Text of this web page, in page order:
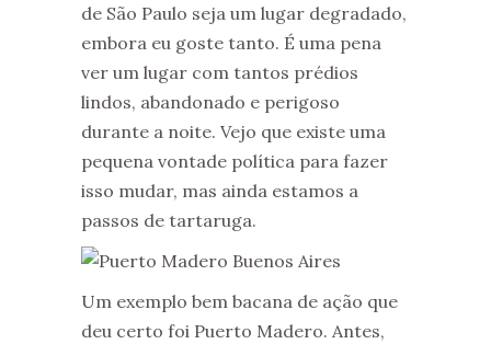
de São Paulo seja um lugar degradado,
embora eu goste tanto. É uma pena
ver um lugar com tantos prédios
lindos, abandonado e perigoso
durante a noite. Vejo que existe uma
pequena vontade política para fazer
isso mudar, mas ainda estamos a
passos de tartaruga.
Um exemplo bem bacana de ação que
deu certo foi Puerto Madero. Antes,